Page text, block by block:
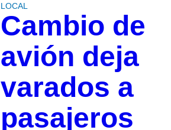
LOCAL
Cambio de
avión deja
varados a
pasajeros